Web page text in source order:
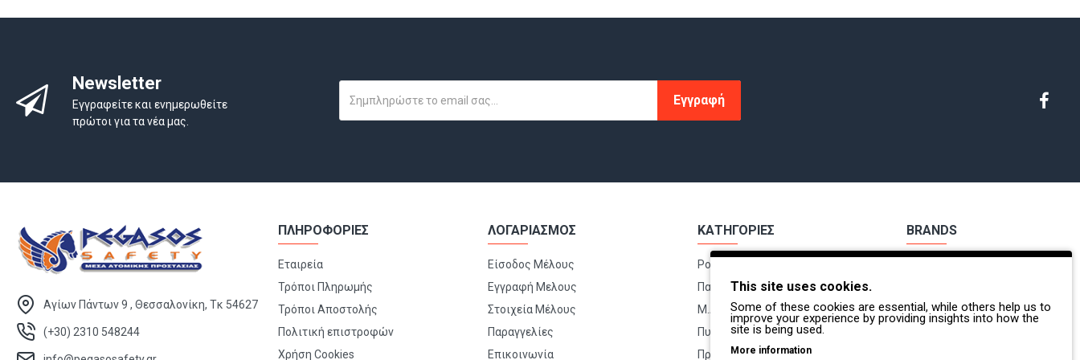
Newsletter
Εγγραφείτε και ενημερωθείτε
πρώτοι για τα νέα μας.
Εγγραφή
Αγίων Πάντων 9 , Θεσσαλονίκη, Τκ 54627
(+30) 2310 548244
ΠΛΗΡΟΦΟΡΙΕΣ
Εταιρεία
Τρόποι Πληρωμής
Τρόποι Αποστολής
Πολιτική επιστροφών
Χρήση Cookies
ΛΟΓΑΡΙΑΣΜΟΣ
Είσοδος Μέλους
Εγγραφή Μελους
Στοιχεία Μέλους
Παραγγελίες
Επικοινωνία
ΚΑΤΗΓΟΡΙΕΣ
Ρούχα Εργασίας
Παπούτσια Εργασίας
Μ.Α.Π.
Πυροσβέστες - Διασώστες
Πρώτες Βοήθειες
BRANDS
Coverguard
This site uses cookies.
Some of these cookies are essential, while others help us to
improve your experience by providing insights into how the
site is being used.
More information